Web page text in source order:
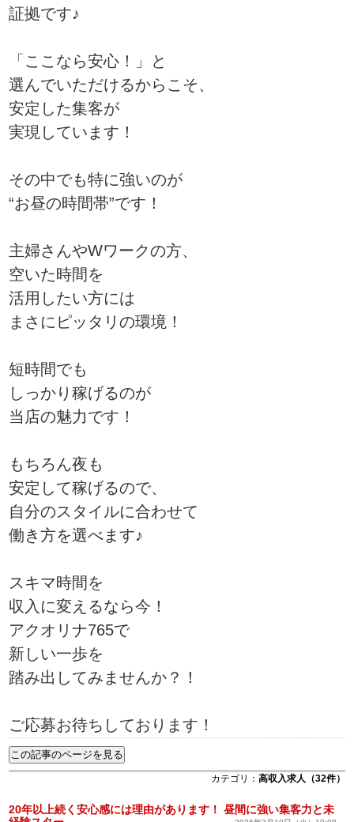
証拠です♪
「ここなら安心！」と
選んでいただけるからこそ、
安定した集客が
実現しています！
その中でも特に強いのが
“お昼の時間帯”です！
主婦さんやWワークの方、
空いた時間を
活用したい方には
まさにピッタリの環境！
短時間でも
しっかり稼げるのが
当店の魅力です！
もちろん夜も
安定して稼げるので、
自分のスタイルに合わせて
働き方を選べます♪
スキマ時間を
収入に変えるなら今！
アクオリナ765で
新しい一歩を
踏み出してみませんか？！
ご応募お待ちしております！
カテゴリ： 高収入求人（32件）
20年以上続く安心感には理由があります！ 昼間に強い集客力と未